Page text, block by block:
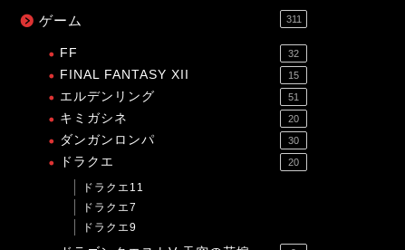
ゲーム 311
FF 32
FINAL FANTASY XII 15
エルデンリング 51
キミガシネ 20
ダンガンロンパ 30
ドラクエ 20
ドラクエ11
ドラクエ7
ドラクエ9